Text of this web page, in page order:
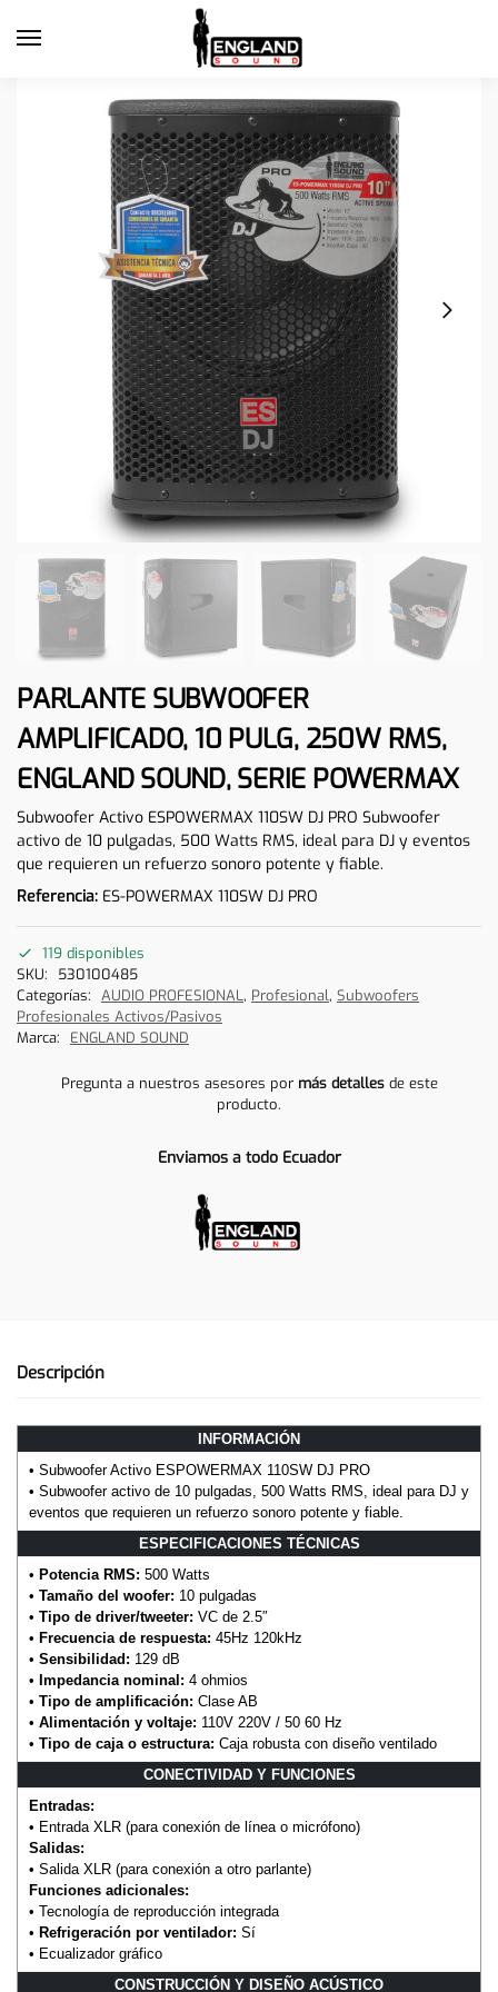
PARLANTE SUBWOOFER
AMPLIFICADO, 10 PULG, 250W RMS,
ENGLAND SOUND, SERIE POWERMAX
Subwoofer Activo ESPOWERMAX 110SW DJ PRO Subwoofer
activo de 10 pulgadas, 500 Watts RMS, ideal para DJ y eventos
que requieren un refuerzo sonoro potente y fiable.
Referencia: ES-POWERMAX 110SW DJ PRO
119 disponibles
SKU:
530100485
Categorías: AUDIO PROFESIONAL, Profesional, Subwoofers
Profesionales Activos/Pasivos
Marca:
ENGLAND SOUND
Pregunta a nuestros asesores por más detallesde este
producto.
Enviamos a todo Ecuador
Descripción
INFORMACIÓN
• Subwoofer Activo ESPOWERMAX 110SW DJ PRO
• Subwoofer activo de 10 pulgadas, 500 Watts RMS, ideal para DJ y
eventos que requieren un refuerzo sonoro potente y fiable.
ESPECIFICACIONES TÉCNICAS
• Potencia RMS: 500 Watts
• Tamaño del woofer: 10 pulgadas
• Tipo de driver/tweeter: VC de 2.5″
• Frecuencia de respuesta: 45Hz 120kHz
• Sensibilidad: 129 dB
• Impedancia nominal: 4 ohmios
• Tipo de amplificación: Clase AB
• Alimentación y voltaje: 110V 220V / 50 60 Hz
• Tipo de caja o estructura: Caja robusta con diseño ventilado
CONECTIVIDAD Y FUNCIONES
Entradas:
• Entrada XLR (para conexión de línea o micrófono)
Salidas:
• Salida XLR (para conexión a otro parlante)
Funciones adicionales:
• Tecnología de reproducción integrada
• Refrigeración por ventilador: Sí
• Ecualizador gráfico
CONSTRUCCIÓN Y DISEÑO ACÚSTICO